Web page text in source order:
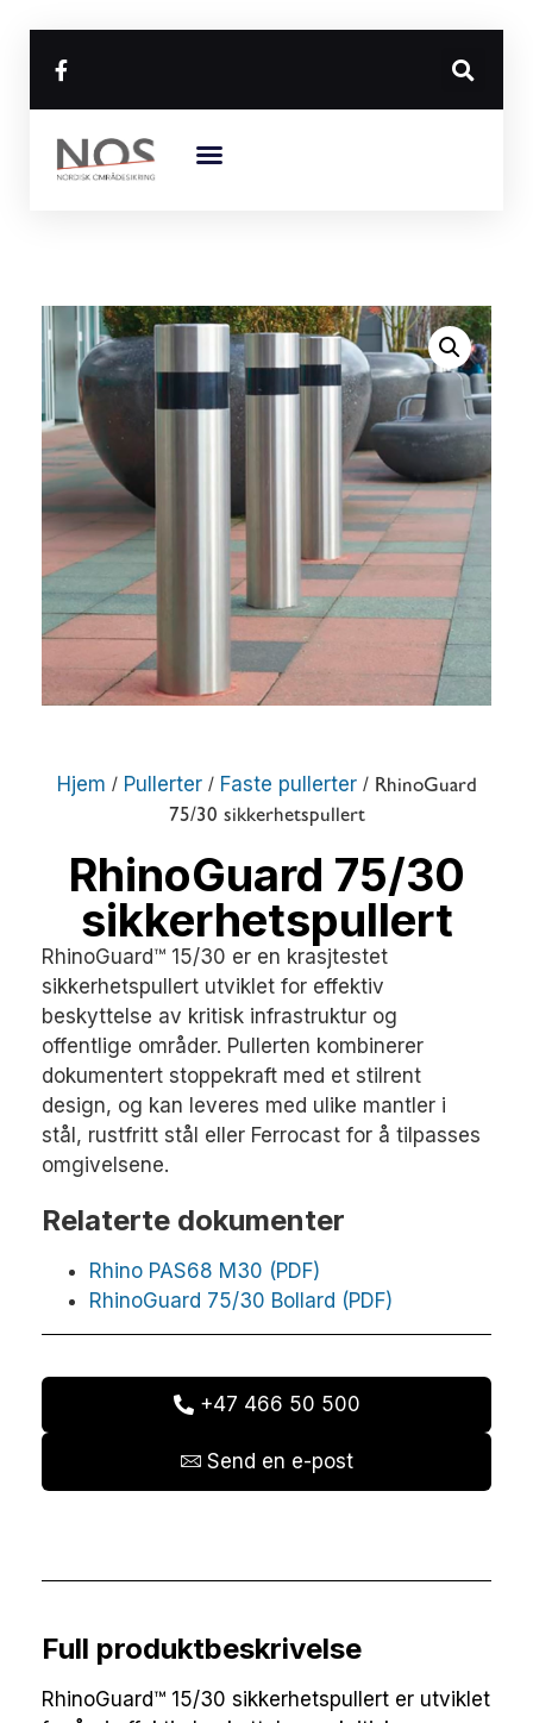
Hjem / Pullerter/ Faste pullerter/ RhinoGuard
75/30 sikkerhetspullert
RhinoGuard 75/30
sikkerhetspullert
RhinoGuard™ 15/30 er en krasjtestet
sikkerhetspullert utviklet for effektiv
beskyttelse av kritisk infrastruktur og
offentlige områder. Pullerten kombinerer
dokumentert stoppekraft med et stilrent
design, og kan leveres med ulike mantler i
stål, rustfritt stål eller Ferrocast for å tilpasses
omgivelsene.
Relaterte dokumenter
Rhino PAS68 M30 (PDF)
RhinoGuard 75/30 Bollard (PDF)
+47 466 50 500
Send en e-post
Full produktbeskrivelse
RhinoGuard™ 15/30 sikkerhetspullert er utviklet